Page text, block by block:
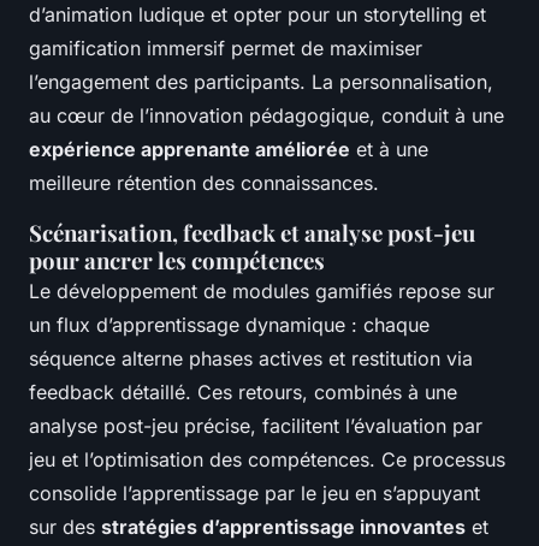
d’animation ludique et opter pour un storytelling et
gamification immersif permet de maximiser
l’engagement des participants. La personnalisation,
au cœur de l’innovation pédagogique, conduit à une
expérience apprenante améliorée et à une
meilleure rétention des connaissances.
Scénarisation, feedback et analyse post-jeu
pour ancrer les compétences
Le développement de modules gamifiés repose sur
un flux d’apprentissage dynamique : chaque
séquence alterne phases actives et restitution via
feedback détaillé. Ces retours, combinés à une
analyse post-jeu précise, facilitent l’évaluation par
jeu et l’optimisation des compétences. Ce processus
consolide l’apprentissage par le jeu en s’appuyant
sur des stratégies d’apprentissage innovantes et